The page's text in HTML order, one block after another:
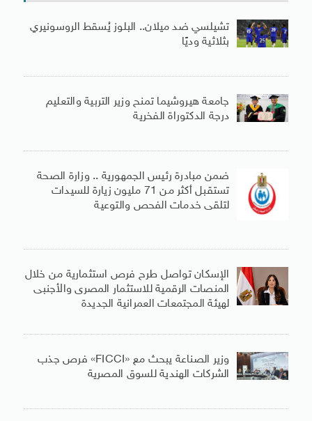
تشيلسي ضد ميلان.. البلوز يُسقط الروسونيري
بثلاثية وديًا
جامعة هيروشيما تمنح وزير التربية والتعليم
درجة الدكتوراة الفخرية
ضمن مبادرة رئيس الجمهورية .. وزارة الصحة
تستقبل أكثر من 71 مليون زيارة للسيدات
لتلقى خدمات الفحص والتوعية
الإسكان تواصل طرح فرص استثمارية من خلال
المنصات الرقمية للاستثمار المصرى والأجنبى
لهيئة المجتمعات العمرانية الجديدة
وزير الصناعة يبحث مع «FICCI» فرص جذب
الشركات الهندية للسوق المصرية